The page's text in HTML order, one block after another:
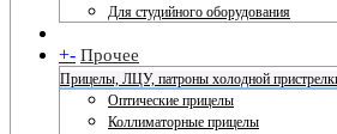
Для студийного оборудования
+- Прочее
Прицелы, ЛЦУ, патроны холодной
Оптические прицелы
Коллиматорные прицелы